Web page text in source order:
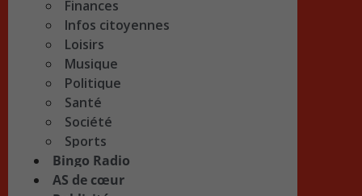
Finances
Infos citoyennes
Loisirs
Musique
Politique
Santé
Société
Sports
Bingo Radio
AS de cœur